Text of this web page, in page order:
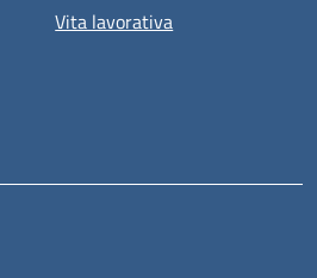
Vita lavorativa